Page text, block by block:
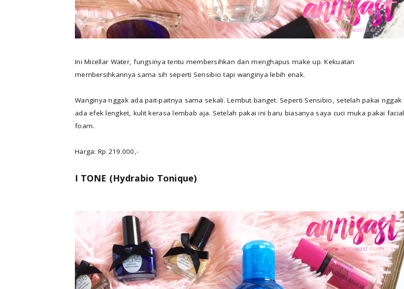
Ini Micellar Water, fungsinya tentu membersihkan dan menghapus make up. Kekuatan
membersihkannya sama sih seperti Sensibio tapi wanginya lebih enak.
Wanginya nggak ada pait-paitnya sama sekali. Lembut banget. Seperti Sensibio, setelah pakai nggak
ada efek lengket, kulit kerasa lembab aja. Setelah pakai ini baru biasanya saya cuci muka pakai facial
foam.
Harga: Rp 219.000,-
I TONE (Hydrabio Tonique)